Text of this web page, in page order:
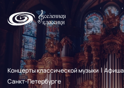
Концерты классической музыки
Афиша
Санкт‑Петербурге